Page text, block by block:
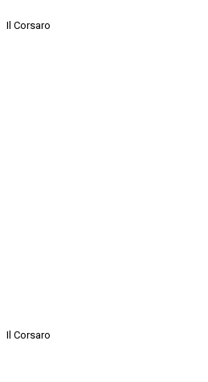
Il Corsaro
Il Corsaro